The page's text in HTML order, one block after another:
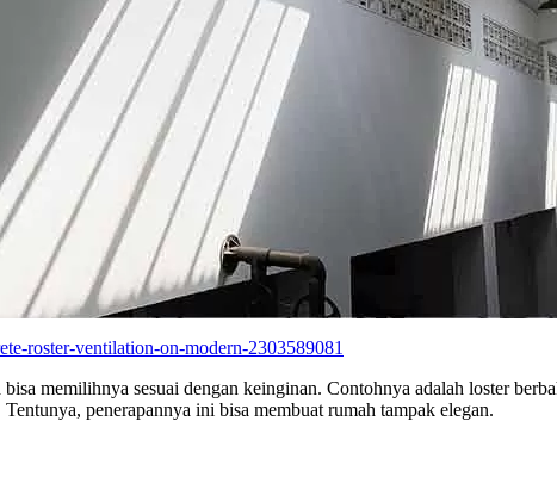
roster-ventilation-on-modern-2303589081
memilihnya sesuai dengan keinginan. Contohnya adalah loster
penerapannya ini bisa membuat rumah tampak elegan.